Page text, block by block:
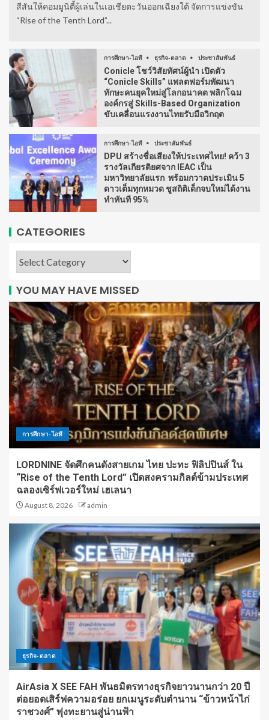
สีสันให้คอมมูนิตี้ผู้เล่นในเอเชียตะวันออกเฉียงใต้ จัดการแข่งขัน
“Rise of the Tenth Lord”...
การศึกษา-ไอที ธุรกิจ-ตลาด ประชาสัมพันธ์
Conicle โชว์วิสัยทัศน์ผู้นำ เปิดตัว
“Conicle Skills” แพลตฟอร์มพัฒนา
ทักษะคนยุคใหม่สู่โลกอนาคต พลิกโฉม
องค์กรสู่ Skills-Based Organization
ขับเคลื่อนแรงงานไทยรับมือวิกฤต
การศึกษา-ไอที ประชาสัมพันธ์
DPU สร้างชื่อเสียงให้ประเทศไทย! คว้า 3
รางวัลเกียรติยศจาก IEAC เป็น
มหาวิทยาลัยแรก พร้อมกวาดประเมิน 5
ดาวเต็มทุกหมวด ชูสถิติเด็กจบใหม่ได้งาน
ทำทันที 95%
CATEGORIES
YOU MAY HAVE MISSED
การศึกษา-ไอที
LORDNINE จัดศึกคนดังสายเกม ไทย ปะทะ ฟิลิปปินส์ ใน
“Rise of the Tenth Lord” เปิดสงครามกิลด์ข้ามประเทศ
ฉลองเซิร์ฟเวอร์ใหม่ เฮเลนา
August 8, 2026 admin
ธุรกิจ-ตลาด
AirAsia X SEE FAH พันธมิตรทางธุรกิจยาวนานกว่า 20 ปี
ต่อยอดเสิร์ฟความอร่อย ยกเมนูระดับตำนาน “ข้าวหน้าไก่
ราชวงศ์” พุ่งทะยานสู่น่านฟ้า